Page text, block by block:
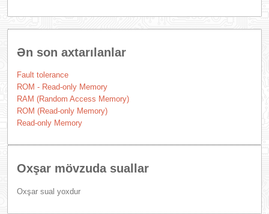
Ən son axtarılanlar
Fault tolerance
ROM - Read-only Memory
RAM (Random Access Memory)
ROM (Read-only Memory)
Read-only Memory
Oxşar mövzuda suallar
Oxşar sual yoxdur